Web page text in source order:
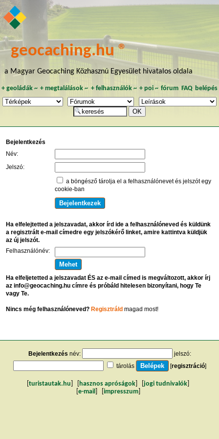
geocaching.hu ®
a Magyar Geocaching Közhasznú Egyesület hivatalos oldala
+ geoládák~ +megtalálások ~ + felhasználók~ + poi~ fórum FAQ belépés
Bejelentkezés
Név:
Jelszó:
a böngésző tárolja el a felhasználónevet és jelszót egy
cookie-ban
Ha elfelejtetted a jelszavadat, akkor írd ide a felhasználóneved és küldünk
a regisztrált e-mail címedre egy jelszókérő linket, amire kattintva küldjük
az új jelszót.
Felhasználónév:
Ha elfeljetetted a jelszavadat ÉS az e-mail címed is megváltozott, akkor írj
az info@geocaching.hu címre és próbáld hitelesen bizonyítani, hogy Te
vagy Te.
Nincs még felhasználóneved? Regisztráldmagad most!
Bejelentkezés név:
jelszó:
tárolás
[regisztráció]
turistautak.hu hasznos apróságok jogi tudnivalók
e-mail impresszum]